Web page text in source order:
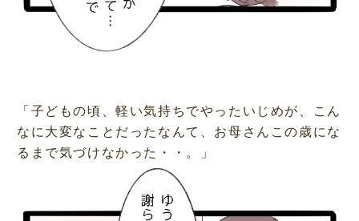
「子どもの頃、軽い気持ちでやったいじめが、こん
なに大変なことだったなんて、お母さんこの歳にな
るまで気づけなかった・・。」